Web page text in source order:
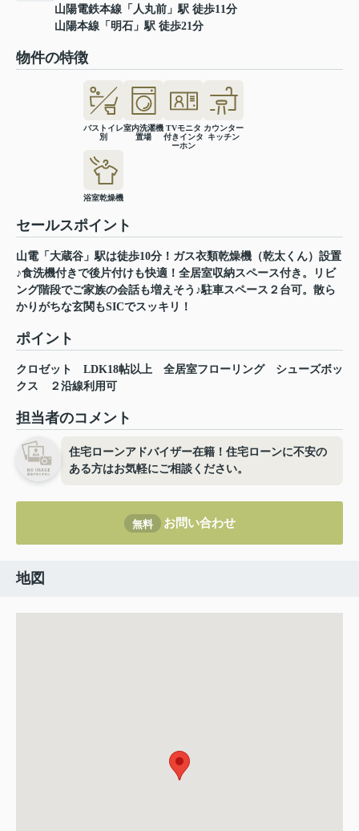
山陽電鉄本線 「 人丸前 」駅 徒歩11分
山陽本線 「 明石 」駅 徒歩21分
物件の特徴
バストイレ
別
室内洗濯機
置場
TVモニタ
付きインタ
ーホン
カウンター
キッチン
浴室乾燥機
セールスポイント
山電「大蔵谷」駅は徒歩10分！ガス衣類乾燥機（乾太くん）設置
♪食洗機付きで後片付けも快適！全居室収納スペース付き。リビ
ング階段でご家族の会話も増えそう♪駐車スペース２台可。散ら
かりがちな玄関もSICでスッキリ！
ポイント
クロゼット LDK18帖以上 全居室フローリング
シューズボッ
クス
２沿線利用可
担当者のコメント
住宅ローンアドバイザー在籍！住宅ローンに不安の
ある方はお気軽にご相談ください。
無料 お問い合わせ
地図